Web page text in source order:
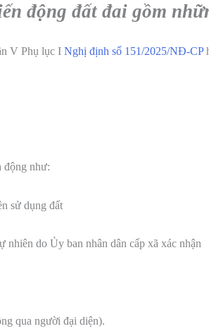
động đất đai gồm
V Phụ lục I Nghị định số 151/2025/NĐ-CP
động như:
sử dụng đất
nhiên do Ủy ban nhân dân cấp xã xác nhận
qua người đại diện).